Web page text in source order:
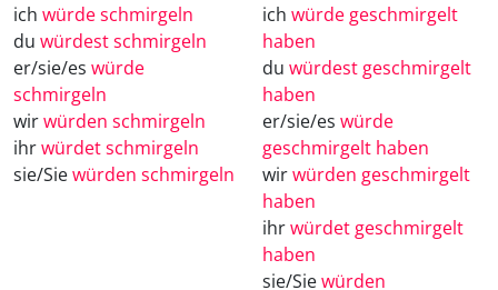
ich würde schmirgeln
du würdest schmirgeln
er/sie/es würde
schmirgeln
wirwürden schmirgeln
ihrwürdet schmirgeln
sie/Siewürden schmirgeln
ich würde geschmirgelt
haben
du würdest geschmirgelt
haben
er/sie/es würde
geschmirgelt haben
wirwürden geschmirgelt
haben
ihrwürdet geschmirgelt
haben
sie/Siewürden